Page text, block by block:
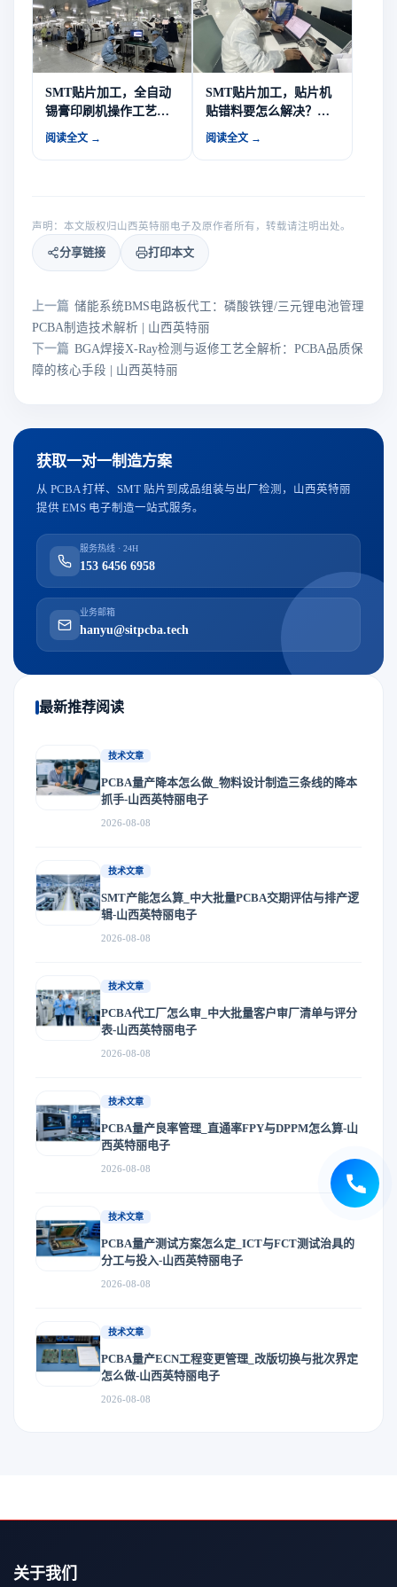
SMT贴片加工，全自动
锡膏印刷机操作工艺关
键点有哪些？
阅读全文 →
SMT贴片加工，贴片机
贴错料要怎么解决？原
因是什么？
阅读全文 →
声明：本文版权归山西英特丽电子及原作者所有，转载请注明出处。
分享链接 打印本文
上一篇 储能系统BMS电路板代工：磷酸铁锂/三元锂电池管理
PCBA制造技术解析 | 山西英特丽
下一篇 BGA焊接X-Ray检测与返修工艺全解析：PCBA品质保
障的核心手段 | 山西英特丽
获取一对一制造方案
从 PCBA 打样、SMT 贴片到成品组装与出厂检测，山西英特丽
提供 EMS 电子制造一站式服务。
服务热线 · 24H
153 6456 6958
业务邮箱
hanyu@sitpcba.tech
最新推荐阅读
技术文章
PCBA量产降本怎么做_物料设计制造三条线的降本
抓手-山西英特丽电子
2026-08-08
技术文章
SMT产能怎么算_中大批量PCBA交期评估与排产逻
辑-山西英特丽电子
2026-08-08
技术文章
PCBA代工厂怎么审_中大批量客户审厂清单与评分
表-山西英特丽电子
2026-08-08
技术文章
PCBA量产良率管理_直通率FPY与DPPM怎么算-山
西英特丽电子
2026-08-08
技术文章
PCBA量产测试方案怎么定_ICT与FCT测试治具的
分工与投入-山西英特丽电子
2026-08-08
技术文章
PCBA量产ECN工程变更管理_改版切换与批次界定
怎么做-山西英特丽电子
2026-08-08
关于我们